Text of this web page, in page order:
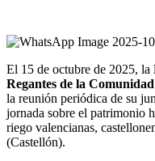
El 15 de octubre de 2025, la
Regantes de la
la reunión periódica de su
jornada sobre el patrimonio
riego valencianas,
(Castellón).